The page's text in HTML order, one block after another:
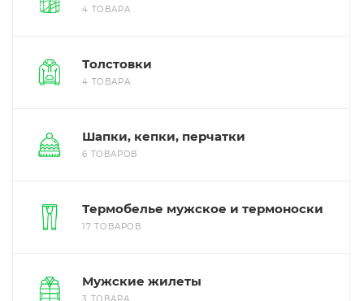
4 ТОВАРА
Толстовки
4 ТОВАРА
Шапки, кепки, перчатки
6 ТОВАРОВ
Термобелье мужское и термоноски
17 ТОВАРОВ
Мужские жилеты